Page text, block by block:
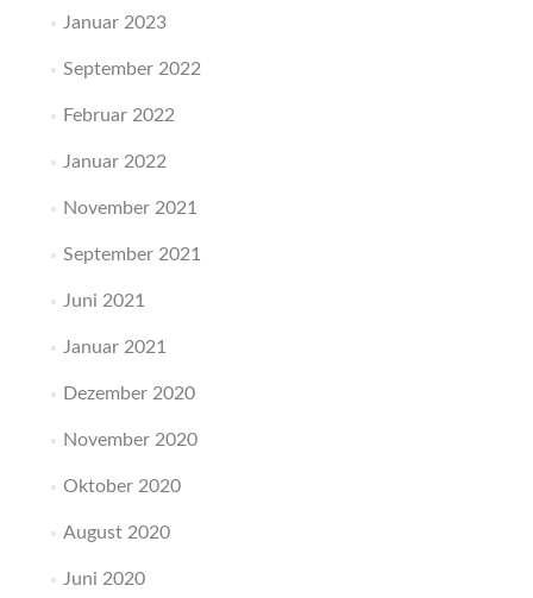
Januar 2023
September 2022
Februar 2022
Januar 2022
November 2021
September 2021
Juni 2021
Januar 2021
Dezember 2020
November 2020
Oktober 2020
August 2020
Juni 2020